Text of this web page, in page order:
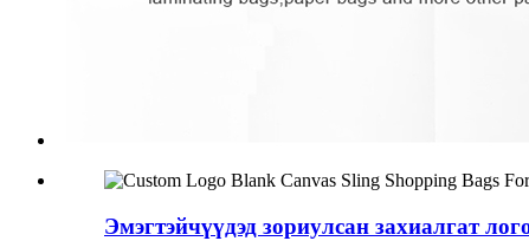
Эмэгтэйчүүдэд зориулсан захиалгат